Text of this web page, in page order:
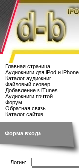
Главная страница
Аудиокниги для iPod и iPhone
Каталог аудиокниг
Файловый сервер
Добавление в iTunes
Аудиокниги почтой
Форум
Обратная связь
Каталог сайтов
Форма входа
Логин: